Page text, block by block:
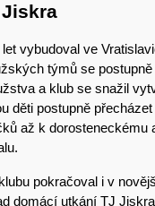
let vybudoval ve
týmů se
a klub se snažil
děti postupně
až k dorosteneckému
pokračoval i v
domácí utkání TJ